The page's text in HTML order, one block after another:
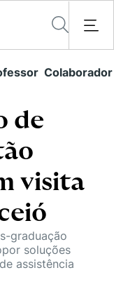
Colaborador
de
visita
graduação
soluções
assistência